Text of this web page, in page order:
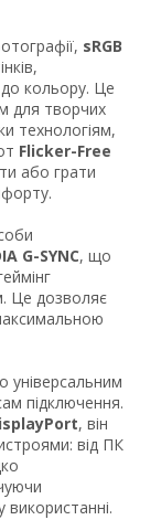
sRGB
кольору. Це
для творчих
технологіям,
Flicker-Free
або грати
G-SYNC, що
Це дозволяє
універсальним
підключення.
, він
від ПК